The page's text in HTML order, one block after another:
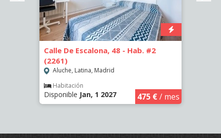
Calle De Escalona, 48 - Hab. #2
(2261)
Aluche, Latina, Madrid
Habitación
Disponible Jan, 1 2027 475 €/ mes